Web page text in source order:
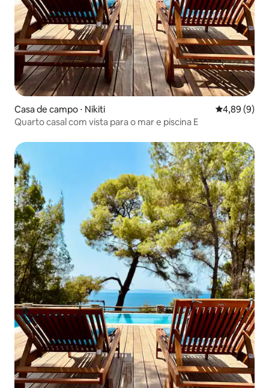
Casa de campo ⋅ Nikiti 4,89 de uma
4,89 (9)
Quarto casal com vista para o mar e piscina E